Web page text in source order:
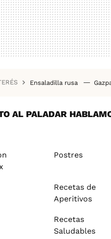
Ensaladilla rusa
AL PALADAR
Postres
Recetas de
Aperitivos
Recetas
Saludables